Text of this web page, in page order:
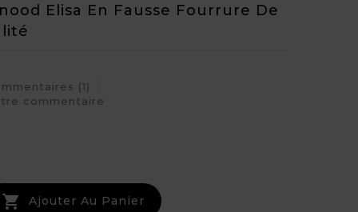
Elisa En Fausse Fourrure De
(1)
commentaire
 Ajouter Au Panier